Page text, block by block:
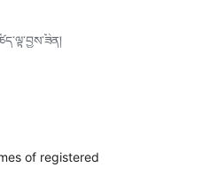
of registered